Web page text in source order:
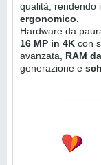
qualità, rendendo i
ergonomico.
Hardware da
16 MP in 4K con
avanzata, RAM
generazione e